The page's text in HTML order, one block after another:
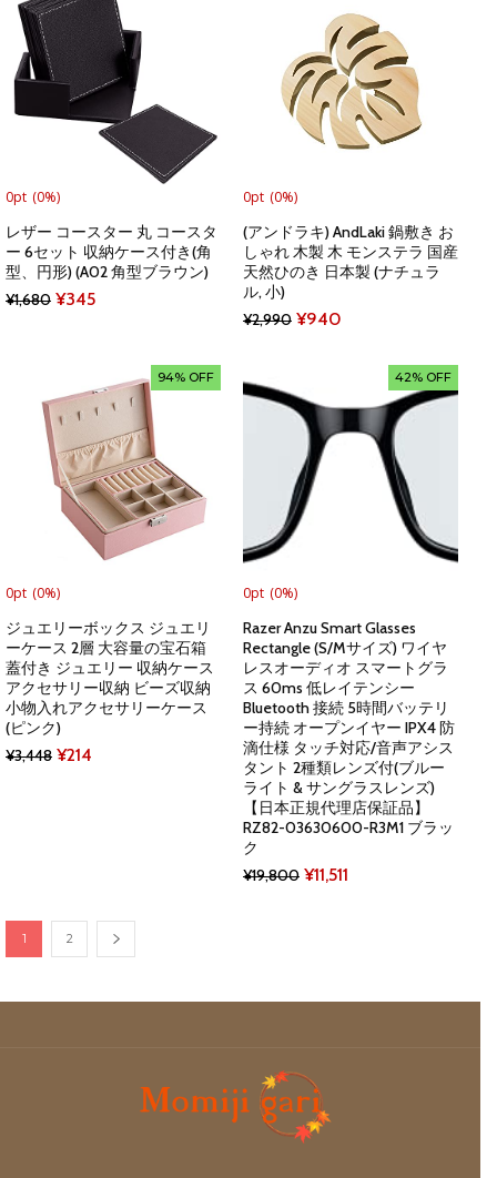
¥39,479.¥7,480.
¥7,120.¥2,720.
0pt (0%)
レザー コースター 丸 コースタ
ー 6セット 収納ケース付き(角
型、円形) (A02 角型ブラウン)
¥1,680 Original
¥1,680.
¥345Current
¥345.
0pt (0%)
(アンドラキ) AndLaki 鍋敷き お
しゃれ 木製 木 モンステラ 国産
天然ひのき 日本製 (ナチュラ
ル, 小)
¥2,990 Original
¥2,990.
¥940
¥940.
94% OFF
0pt (0%)
ジュエリーボックス ジュエリ
ーケース 2層 大容量の宝石箱
蓋付き ジュエリー 収納ケース
アクセサリー収納 ビーズ収納
小物入れアクセサリーケース
(ピンク)
¥3,448 Original
¥214
42% OFF
0pt (0%)
Razer Anzu Smart Glasses
Rectangle (S/Mサイズ) ワイヤ
レスオーディオ スマートグラ
ス 60ms 低レイテンシー
Bluetooth 接続 5時間バッテリ
ー持続 オープンイヤー IPX4 防
滴仕様 タッチ対応/音声アシス
タント 2種類レンズ付(ブルー
ライト & サングラスレンズ)
【日本正規代理店保証品】
RZ82-03630600-R3M1 ブラッ
ク
¥19,800 Original
¥11,511
1 2